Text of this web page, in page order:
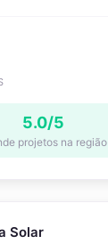
5.0/5
projetos na região
Solar